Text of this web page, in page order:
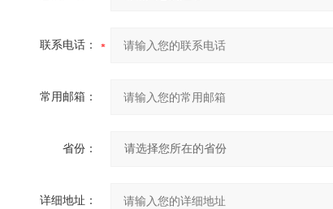
联系电话：
常用邮箱：
省份：
详细地址：